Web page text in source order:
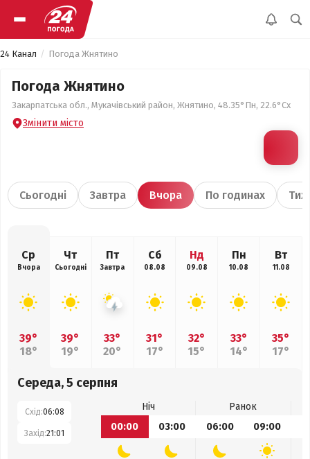
24 Канал Погода Жнятино
Погода Жнятино
Закарпатська обл., Мукачівський район, Жнятино, 48.35°Пн, 22.6°Сх
Змінити місто
Сьогодні Завтра Вчора По годинах
Ср
Вчора
39°
18°
Чт
Сьогодні
39°
19°
Пт
Завтра
33°
20°
Сб
08.08
31°
17°
Нд
09.08
32°
15°
Пн
10.08
33°
14°
Вт
11.08
35°
17°
Середа, 5 серпня
Схід:06:08
Захід:21:01
Ніч
Ранок
00:00
03:00 06:00 09:00